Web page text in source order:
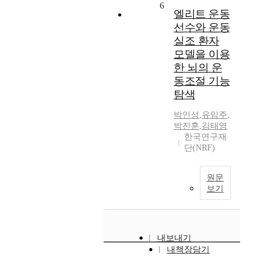
6
엘리트 운동
선수와 운동
실조 환자
모델을 이용
한 뇌의 운
동조절 기능
탐색
박인성 ,유임주,
박진훈,김태영
한국연구재
단(NRF)
원문
보기
내보내기
내책장담기